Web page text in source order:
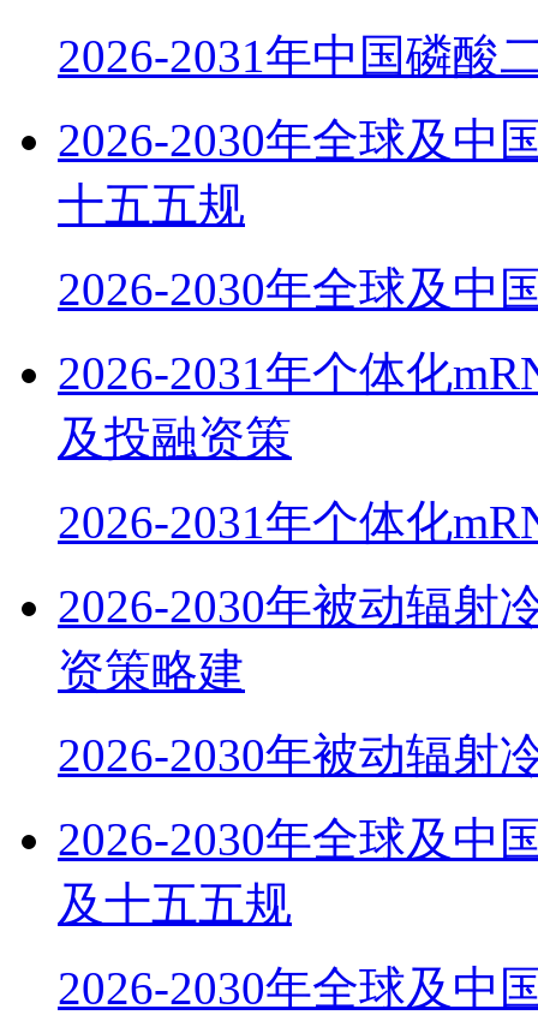
2026-2031年中国磷酸
2026-2030年全球及中
十五五规
2026-2030年全球及中
2026-2031年个体化
及投融资策
2026-2031年个体化
2026-2030年被动辐射
资策略建
2026-2030年被动辐射
2026-2030年全球及中
及十五五规
2026-2030年全球及中